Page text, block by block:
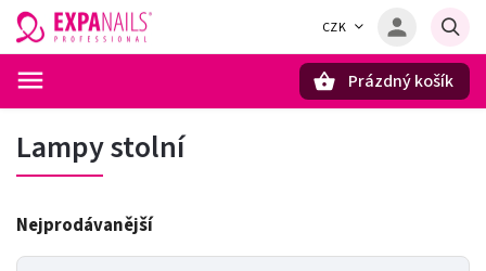
CZK
Prázdný košík
Lampy stolní
Nejprodávanější